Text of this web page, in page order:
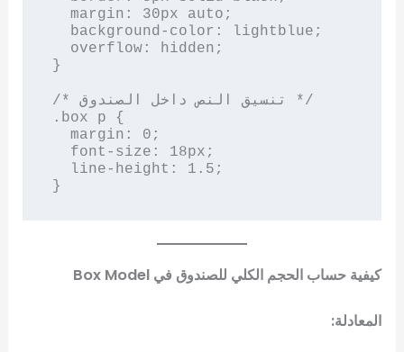
}
/* تنسيق النص داخل الصندوق */
.box p {
}
كيفية حساب الحجم الكلي للصندوق في Box Model
المعادلة: